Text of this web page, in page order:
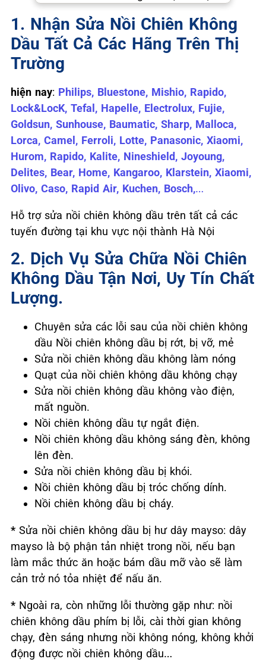
1. Nhận Sửa Nồi Chiên Không
Dầu Tất Cả Các Hãng Trên Thị
Trường
hiện nay: Philips, Bluestone, Mishio, Rapido,
Lock&LocK, Tefal, Hapelle, Electrolux, Fujie,
Goldsun, Sunhouse, Baumatic, Sharp, Malloca,
Lorca, Camel, Ferroli, Lotte, Panasonic, Xiaomi,
Hurom, Rapido, Kalite, Nineshield, Joyoung,
Delites, Bear, Home, Kangaroo, Klarstein, Xiaomi,
Olivo, Caso, Rapid Air, Kuchen, Bosch,…
Hỗ trợ sửa nồi chiên không dầu trên tất cả các
tuyến đường tại khu vực nội thành Hà Nội
2. Dịch Vụ Sửa Chữa Nồi Chiên
Không Dầu Tận Nơi, Uy Tín Chất
Lượng.
Chuyên sửa các lỗi sau của nồi chiên không
dầu Nồi chiên không dầu bị rớt, bị vỡ, mẻ
Sửa nồi chiên không dầu không làm nóng
Quạt của nồi chiên không dầu không chạy
Sửa nồi chiên không dầu không vào điện,
mất nguồn.
Nồi chiên không dầu tự ngắt điện.
Nồi chiên không dầu không sáng đèn, không
lên đèn.
Sửa nồi chiên không dầu bị khói.
Nồi chiên không dầu bị tróc chống dính.
Nồi chiên không dầu bị cháy.
* Sửa nồi chiên không dầu bị hư dây mayso: dây
mayso là bộ phận tản nhiệt trong nồi, nếu bạn
làm mắc thức ăn hoặc bám dầu mỡ vào sẽ làm
cản trở nó tỏa nhiệt để nấu ăn.
* Ngoài ra, còn những lỗi thường gặp như: nồi
chiên không dầu phím bị lỗi, cài thời gian không
chạy, đèn sáng nhưng nồi không nóng, không khởi
động được nồi chiên không dầu…